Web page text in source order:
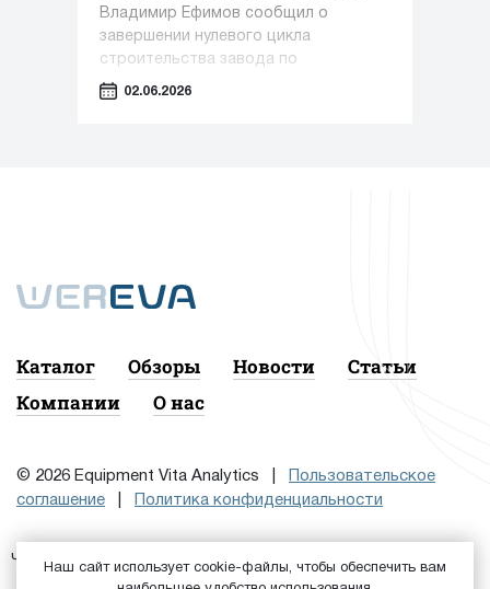
Владимир Ефимов сообщил о
завершении нулевого цикла
строительства завода по
производству косметики и упаковки в
02.06.2026
Каталог Обзоры Новости
Статьи
Компании
О нас
© 2026 Equipment Vita Analytics |
Пользовательское
соглашение
Политика конфиденциальности
Чтобы подписаться на рассылку, сначала Войдите или
Наш сайт использует cookie-файлы, чтобы обеспечить вам